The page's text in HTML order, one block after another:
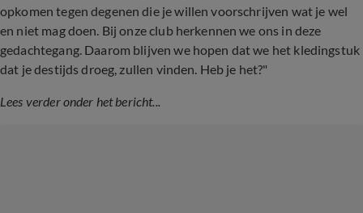
opkomen tegen degenen die je willen voorschrijven wat je wel
en niet mag doen. Bij onze club herkennen we ons in deze
gedachtegang. Daarom blijven we hopen dat we het kledingstuk
dat je destijds droeg, zullen vinden. Heb je het?"
Lees verder onder het bericht...